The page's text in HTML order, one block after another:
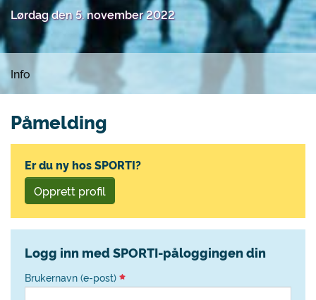
Lørdag den 5. november 2022
Info
Påmelding
Er du ny hos SPORTI?
Opprett profil
Logg inn med SPORTI-påloggingen din
Brukernavn (e-post)